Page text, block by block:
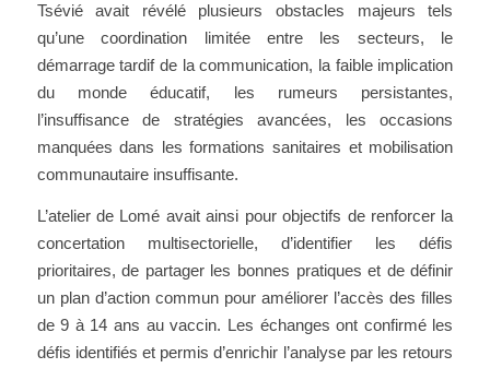
Tsévié avait révélé plusieurs obstacles majeurs tels
qu’une coordination limitée entre les secteurs, le
démarrage tardif de la communication, la faible implication
du monde éducatif, les rumeurs persistantes,
l’insuffisance de stratégies avancées, les occasions
manquées dans les formations sanitaires et mobilisation
communautaire insuffisante.
L’atelier de Lomé avait ainsi pour objectifs de renforcer la
concertation multisectorielle, d’identifier les défis
prioritaires, de partager les bonnes pratiques et de définir
un plan d’action commun pour améliorer l’accès des filles
de 9 à 14 ans au vaccin. Les échanges ont confirmé les
défis identifiés et permis d’enrichir l’analyse par les retours